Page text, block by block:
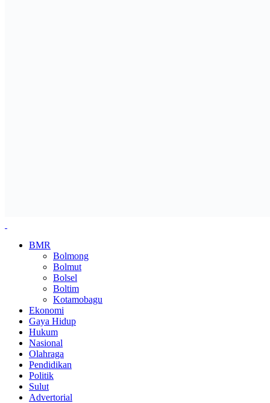
BMR
Bolmong
Bolmut
Bolsel
Boltim
Kotamobagu
Ekonomi
Gaya Hidup
Hukum
Nasional
Olahraga
Pendidikan
Politik
Sulut
Advertorial